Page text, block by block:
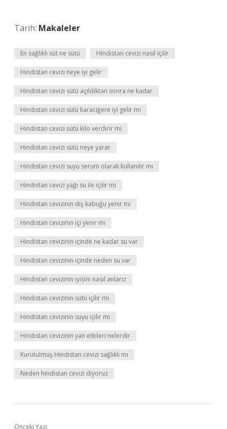
Tarih: Makaleler
En sağlıklı süt ne sütü Hindistan cevizi nasıl içilir
Hindistan cevizi neye iyi gelir
Hindistan cevizi sütü açıldıktan sonra ne kadar
Hindistan cevizi sütü karaciğere iyi gelir mi
Hindistan cevizi sütü kilo verdirir mi
Hindistan cevizi sütü neye yarar
Hindistan cevizi suyu serum olarak kullanılır mı
Hindistan cevizi yağı su ile içilir mi
Hindistan cevizinin dış kabuğu yenir mi
Hindistan cevizinin içi yenir mi
Hindistan cevizinin içinde ne kadar su var
Hindistan cevizinin içinde neden su var
Hindistan cevizinin iyisini nasıl anlarız
Hindistan cevizinin sütü içilir mi
Hindistan cevizinin suyu içilir mi
Hindistan cevizinin yan etkileri nelerdir
Kurutulmuş Hindistan cevizi sağlıklı mı
Neden hindistan cevizi diyoruz
Önceki Yazı